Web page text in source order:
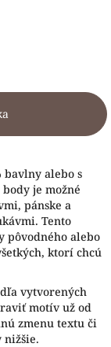
bavlny alebo s
je možné
pánske a
Tento
pôvodného alebo
ktorí chcú
vytvorených
motív už od
zmenu textu či
nižšie.